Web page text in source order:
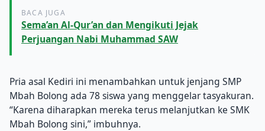
BACA JUGA
Sema’an Al-Qur’an dan Mengikuti Jejak
Perjuangan Nabi Muhammad SAW
Pria asal Kediri ini menambahkan untuk jenjang SMP
Mbah Bolong ada 78 siswa yang menggelar tasyakuran.
“Karena diharapkan mereka terus melanjutkan ke SMK
Mbah Bolong sini,” imbuhnya.